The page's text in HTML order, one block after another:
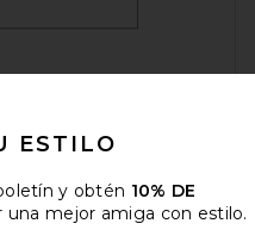
ESTILO
y obtén 10% DE
una mejor amiga con estilo.